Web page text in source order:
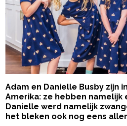
Adam en Danielle Busby zijn
Amerika: ze hebben namelijk
Danielle werd namelijk
het bleken ook nog eens